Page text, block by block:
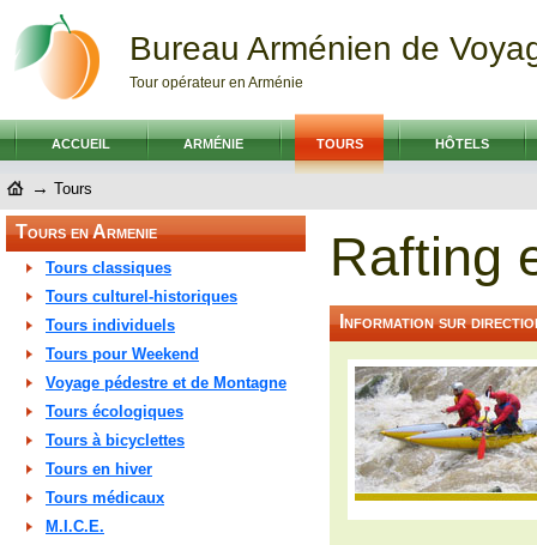
Bureau Arménien de
Tour opérateur en Arménie
ACCUEIL ARMÉNIE TOURS HÔTELS
→ Tours
Tours en Armenie
Tours classiques
Tours culturel-historiques
Tours individuels
Tours pour Weekend
Voyage pédestre et de Montagne
Tours écologiques
Tours à bicyclettes
Tours en hiver
Tours médicaux
M.I.C.E.
Rafting
Information sur